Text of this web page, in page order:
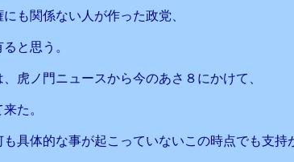
も関係ない人が作った政党、
と思う。
虎ノ門ニュースから今のあさ８にかけて、
た。
具体的な事が起こっていないこの時点でも支持